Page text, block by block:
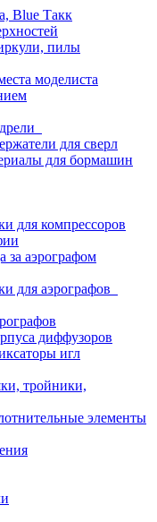
Blue Такк
пилы
моделиста
для сверл
для бормашин
для компрессоров
за аэрографом
для аэрографов
диффузоров
игл
тройники,
элементы